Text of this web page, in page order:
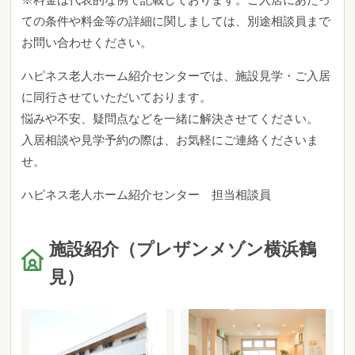
ての条件や料金等の詳細に関しましては、別途相談員まで
お問い合わせください。
ハピネス老人ホーム紹介センターでは、施設見学・ご入居
に同行させていただいております。
悩みや不安、疑問点などを一緒に解決させてください。
入居相談や見学予約の際は、お気軽にご連絡くださいま
せ。
ハピネス老人ホーム紹介センター 担当相談員
施設紹介（プレザンメゾン横浜鶴
見）